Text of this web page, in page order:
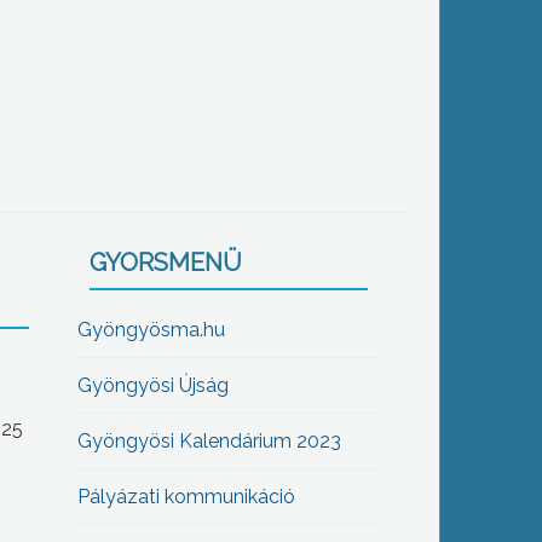
GYORSMENÜ
Gyöngyösma.hu
Gyöngyösi Újság
Gyöngyösi Kalendárium 2023
Pályázati kommunikáció